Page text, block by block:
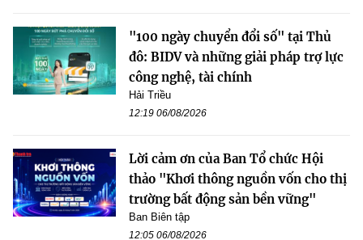
"100 ngày chuyển đổi số" tại Thủ
đô: BIDV và những giải pháp trợ lực
công nghệ, tài chính
Hải Triều
12:19 06/08/2026
Lời cảm ơn của Ban Tổ chức Hội
thảo "Khơi thông nguồn vốn cho thị
trường bất động sản bền vững"
Ban Biên tập
12:05 06/08/2026